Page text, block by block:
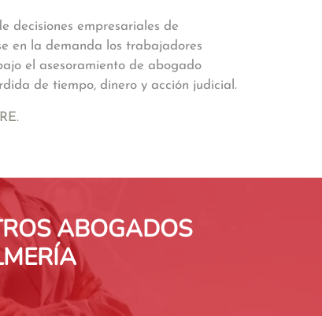
decisiones empresariales de
en la demanda los trabajadores
el asesoramiento de abogado
de tiempo, dinero y acción judicial.
ABOGADOS